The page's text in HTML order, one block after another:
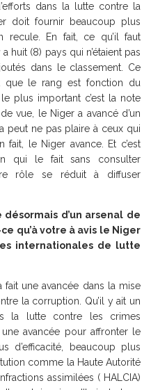
dans la lutte contre la
doit fournir beaucoup plus
recule. En fait, ce qu’il faut
huit (8) pays qui n’étaient pas
dans le classement. Ce
que le rang est fonction du
plus important c’est la note
vue, le Niger a avancé d’un
peut ne pas plaire à ceux qui
fait, le Niger avance. Et c’est
qui le fait sans consulter
rôle se réduit à diffuser
d’un arsenal de
qu’à votre à avis le Niger
internationales de lutte
fait une avancée dans la mise
la corruption. Qu’il y ait un
la lutte contre les crimes
avancée pour affronter le
d’efficacité, beaucoup plus
comme la Haute Autorité
assimilées ( HALCIA)